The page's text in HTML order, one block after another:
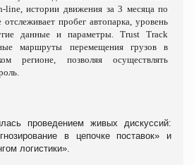
line, истории движения за 3 месяца по
пробег автопарка, уровень
данные и параметры. Trust Track
маршруты перемещения грузов в
регионе, позволяя осуществлять
проведением живых дискуссий:
в цепочке поставок» и
логистики».